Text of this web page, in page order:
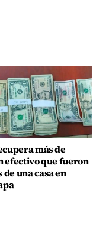
más de
efectivo que fueron
una casa en